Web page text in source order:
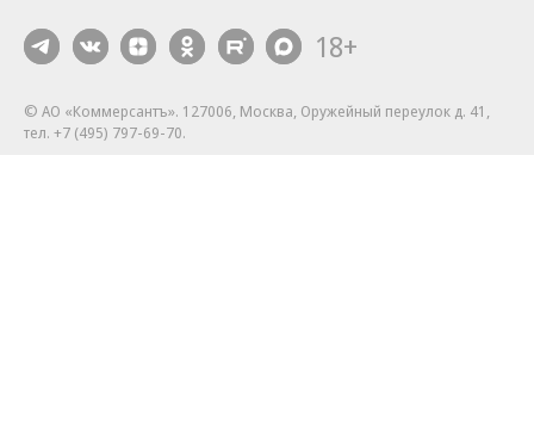
18+
© АО «Коммерсантъ». 127006, Москва, Оружейный переулок д. 41,
тел. +7 (495) 797-69-70.